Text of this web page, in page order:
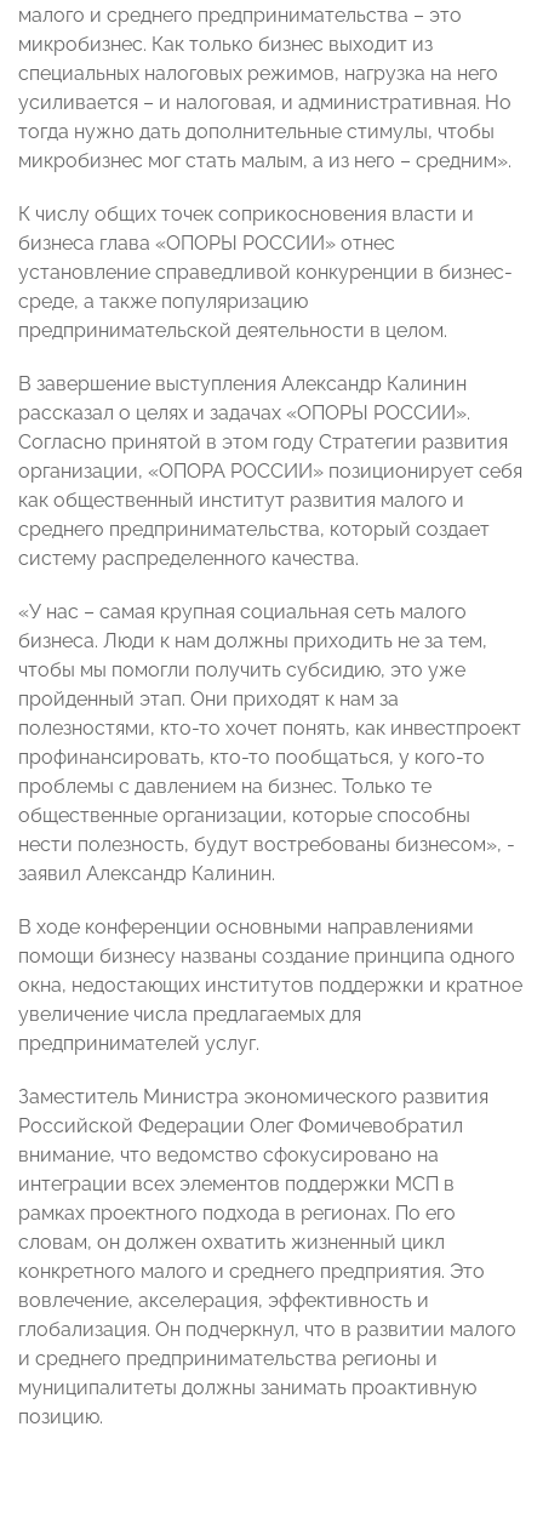
малого и среднего предпринимательства – это
микробизнес. Как только бизнес выходит из
специальных налоговых режимов, нагрузка на него
усиливается – и налоговая, и административная. Но
тогда нужно дать дополнительные стимулы, чтобы
микробизнес мог стать малым, а из него – средним».
К числу общих точек соприкосновения власти и
бизнеса глава «ОПОРЫ РОССИИ» отнес
установление справедливой конкуренции в бизнес-
среде, а также популяризацию
предпринимательской деятельности в целом.
В завершение выступления Александр Калинин
рассказал о целях и задачах «ОПОРЫ РОССИИ».
Согласно принятой в этом году Стратегии развития
организации, «ОПОРА РОССИИ» позиционирует себя
как общественный институт развития малого и
среднего предпринимательства, который создает
систему распределенного качества.
«У нас – самая крупная социальная сеть малого
бизнеса. Люди к нам должны приходить не за тем,
чтобы мы помогли получить субсидию, это уже
пройденный этап. Они приходят к нам за
полезностями, кто-то хочет понять, как инвестпроект
профинансировать, кто-то пообщаться, у кого-то
проблемы с давлением на бизнес. Только те
общественные организации, которые способны
нести полезность, будут востребованы бизнесом», -
заявил Александр Калинин.
В ходе конференции основными направлениями
помощи бизнесу названы создание принципа одного
окна, недостающих институтов поддержки и кратное
увеличение числа предлагаемых для
предпринимателей услуг.
Заместитель Министра экономического развития
Российской Федерации Олег Фомичевобратил
внимание, что ведомство сфокусировано на
интеграции всех элементов поддержки МСП в
рамках проектного подхода в регионах. По его
словам, он должен охватить жизненный цикл
конкретного малого и среднего предприятия. Это
вовлечение, акселерация, эффективность и
глобализация. Он подчеркнул, что в развитии малого
и среднего предпринимательства регионы и
муниципалитеты должны занимать проактивную
позицию.